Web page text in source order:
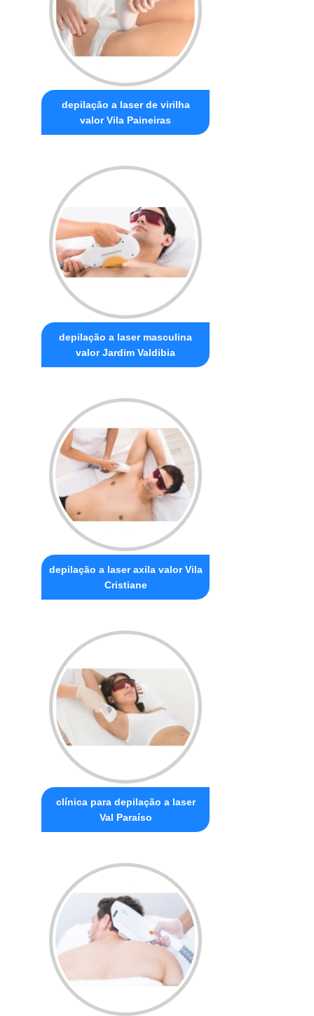
depilação a laser de virilha
valor Vila Paineiras
depilação a laser masculina
valor Jardim Valdibia
depilação a laser axila valor Vila
Cristiane
clínica para depilação a laser
Val Paraíso